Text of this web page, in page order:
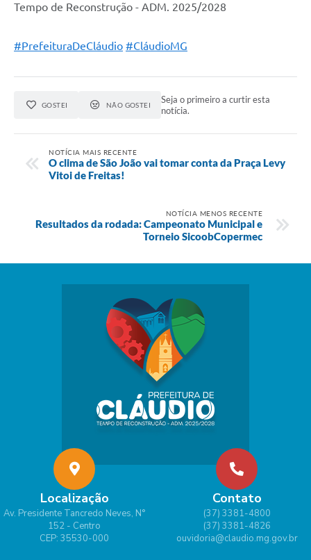
Tempo de Reconstrução - ADM. 2025/2028
#PrefeituraDeCláudio #CláudioMG
GOSTEI NÃO GOSTEI
Seja o primeiro a curtir esta
notícia.
NOTÍCIA MAIS RECENTE
O clima de São João vai tomar conta da Praça Levy
Vitoi de Freitas!
NOTÍCIA MENOS RECENTE
Resultados da rodada: Campeonato Municipal e
Torneio SicoobCopermec
Localização
Av. Presidente Tancredo Neves, N°
152 - Centro
CEP: 35530-000
Contato
(37) 3381-4800
(37) 3381-4826
ouvidoria@claudio.mg.gov.br